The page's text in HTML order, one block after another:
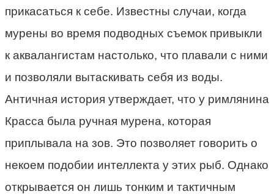
прикасаться к себе. Известны случаи, когда
мурены во время подводных съемок привыкли
к аквалангистам настолько, что плавали с ними
и позволяли вытаскивать себя из воды.
Античная история утверждает, что у римлянина
Красса была ручная мурена, которая
приплывала на зов. Это позволяет говорить о
некоем подобии интеллекта у этих рыб. Однако
открывается он лишь тонким и тактичным